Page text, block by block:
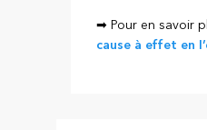
➡ Pour en savoir
cause à effet en